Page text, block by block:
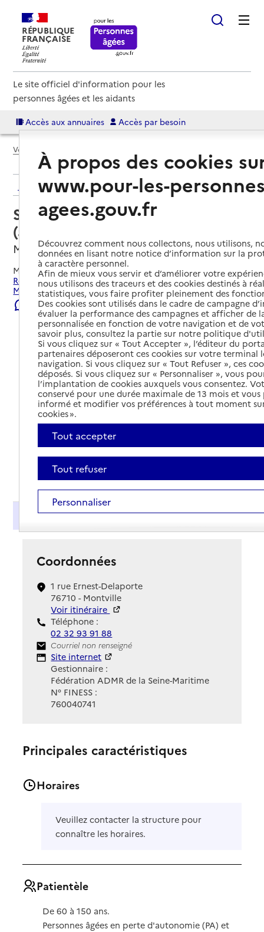
RÉPUBLIQUE
FRANÇAISE
Le site officiel d'information pour les
personnes âgées et les aidants
Accès aux annuaires Accès par besoin
Voir le fil d’Ariane
Retour aux résultats de l'annuaire
Service autonomie à domicile
(aide) – ADMR de Clères
Montville, SEINE-MARITIME
Mis à jour le23/07/2026
Rechercher les établissements et services autour de
Montville.
Signaler une erreur
Présentation
Coordonnées
1 rue Ernest-Delaporte
76710 - Montville
Voir itinéraire
Téléphone :
02 32 93 91 88
Contact
Courriel non renseigné
Site Internet
Site internet
Gestionnaire :
Fédération ADMR de la Seine-Maritime
N° FINESS :
760040741
Principales caractéristiques
Horaires
Veuillez contacter la structure pour
connaître les horaires.
Patientèle
De 60 à 150 ans.
Personnes âgées en perte d'autonomie (PA) et
À propos des cookies
www.pour-les-
agees.gouv.fr
Découvrez comment nous collectons, nous utilisons,
données en lisant notre notice d’information sur la
à caractère personnel.
Afin de mieux vous servir et d’améliorer votre
nous utilisons des traceurs et des cookies destinés à
statistiques, vous faire profiter pleinement des
Des cookies sont utilisés dans le cadre de campagne
évaluer la performance des campagnes et afficher de
personnalisée en fonction de votre navigation et de
savoir plus, consultez la partie sur notre politique
Si vous cliquez sur « Tout Accepter », l’éditeur du
partenaires déposeront ces cookies sur votre terminal
navigation. Si vous cliquez sur « Tout Refuser », ces
déposés. Si vous cliquez sur « Personnaliser », vous
l’implantation de cookies auxquels vous consentez.
conservé pour une durée maximale de 13 mois et
informé et modifier vos préférences à tout moment
cookies ».
Tout accepter
Tout refuser
Personnaliser